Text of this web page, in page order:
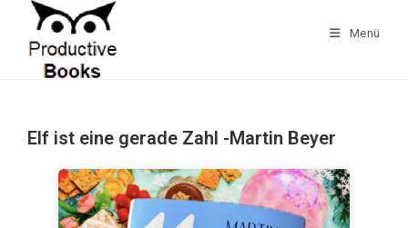
springen
Menü
Elf ist eine gerade Zahl -Martin Beyer